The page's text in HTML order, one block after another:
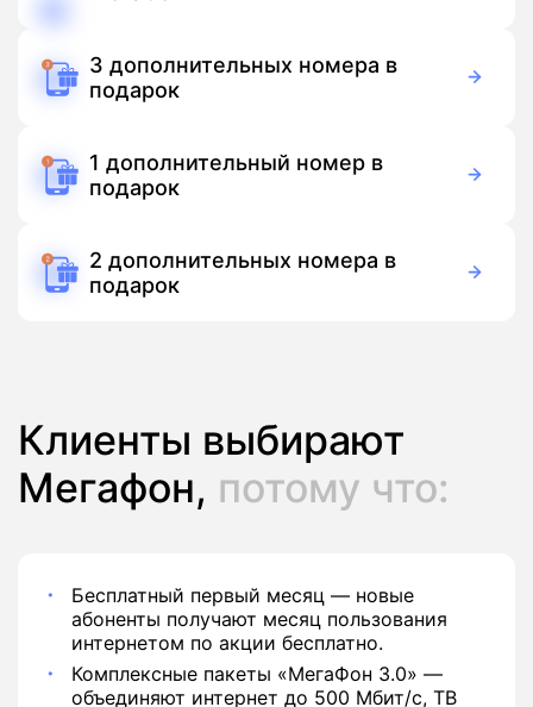
3 дополнительных номера в
подарок
1 дополнительный номер в
подарок
2 дополнительных номера в
подарок
Клиенты выбирают
Мегафон, потому что:
Бесплатный первый месяц — новые
абоненты получают месяц пользования
интернетом по акции бесплатно.
Комплексные пакеты «МегаФон 3.0» —
объединяют интернет до 500 Мбит/с, ТВ